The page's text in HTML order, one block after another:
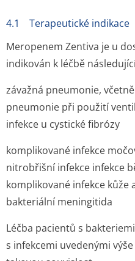
4.1 Terapeutické indikace
Meropenem Zentiva je u
indikován k léčbě
závažná pneumonie,
pneumonie při použití
infekce u cystické fibrózy
komplikované infekce
nitrobřišní infekce infekce
komplikované infekce kůže
bakteriální meningitida
Léčba pacientů s
s infekcemi uvedenými